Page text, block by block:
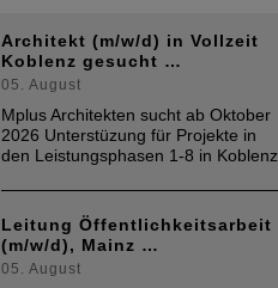
Architekt (m/w/d) in Vollzeit
Koblenz gesucht …
05. August
Mplus Architekten sucht ab Oktober
2026 Unterstüzung für Projekte in
den Leistungsphasen 1-8 in Koblenz.
Leitung Öffentlichkeitsarbeit
(m/w/d), Mainz …
05. August